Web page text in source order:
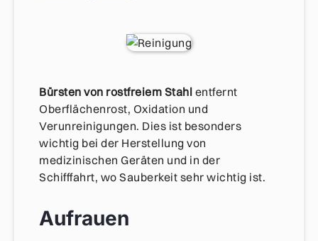
Bürsten von rostfreiem Stahl entfernt
Oberflächenrost, Oxidation und
Verunreinigungen. Dies ist besonders
wichtig bei der Herstellung von
medizinischen Geräten und in der
Schifffahrt, wo Sauberkeit sehr wichtig ist.
Aufrauen